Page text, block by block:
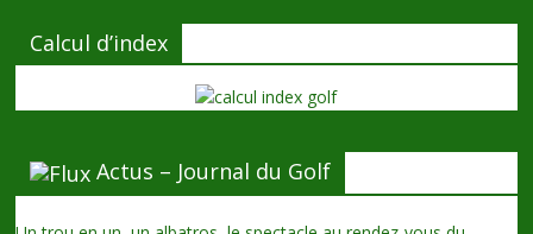
Calcul d’index
Actus – Journal du Golf